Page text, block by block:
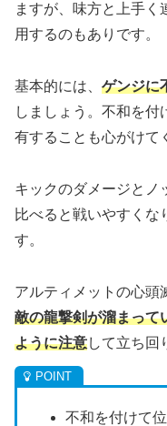
ますが、味方と上手
用するのもありです。
基本的には、 ゲンジに
しましょう。不和を
有することも心がけて
キックのダメージとノ
比べると戦いやすくな
す。
アルティメットの心頭
敵の龍撃剣が溜まって
ように注意して立ち回
不和を付けて